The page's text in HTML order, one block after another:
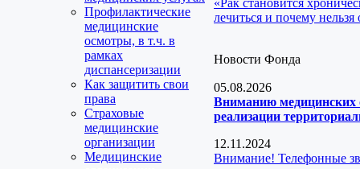
Профилактические
медицинские
осмотры, в т.ч. в
рамках
диспансеризации
Как защитить свои
права
Страховые
медицинские
организации
Медицинские
«Рак становится
лечиться и почему нельзя
Новости Фонда
05.08.2026
Вниманию медицинских
реализации
12.11.2024
Внимание! Телефонные